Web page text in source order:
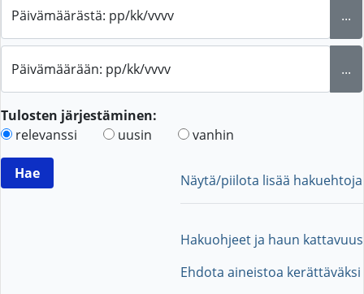
Päivämäärästä: pp/kk/vvvv ...
Päivämäärään: pp/kk/vvvv ...
Tulosten järjestäminen:
relevanssi
uusin vanhin
Näytä/piilota lisää hakuehtoja
Hakuohjeet ja haun kattavuus
Ehdota aineistoa kerättäväksi